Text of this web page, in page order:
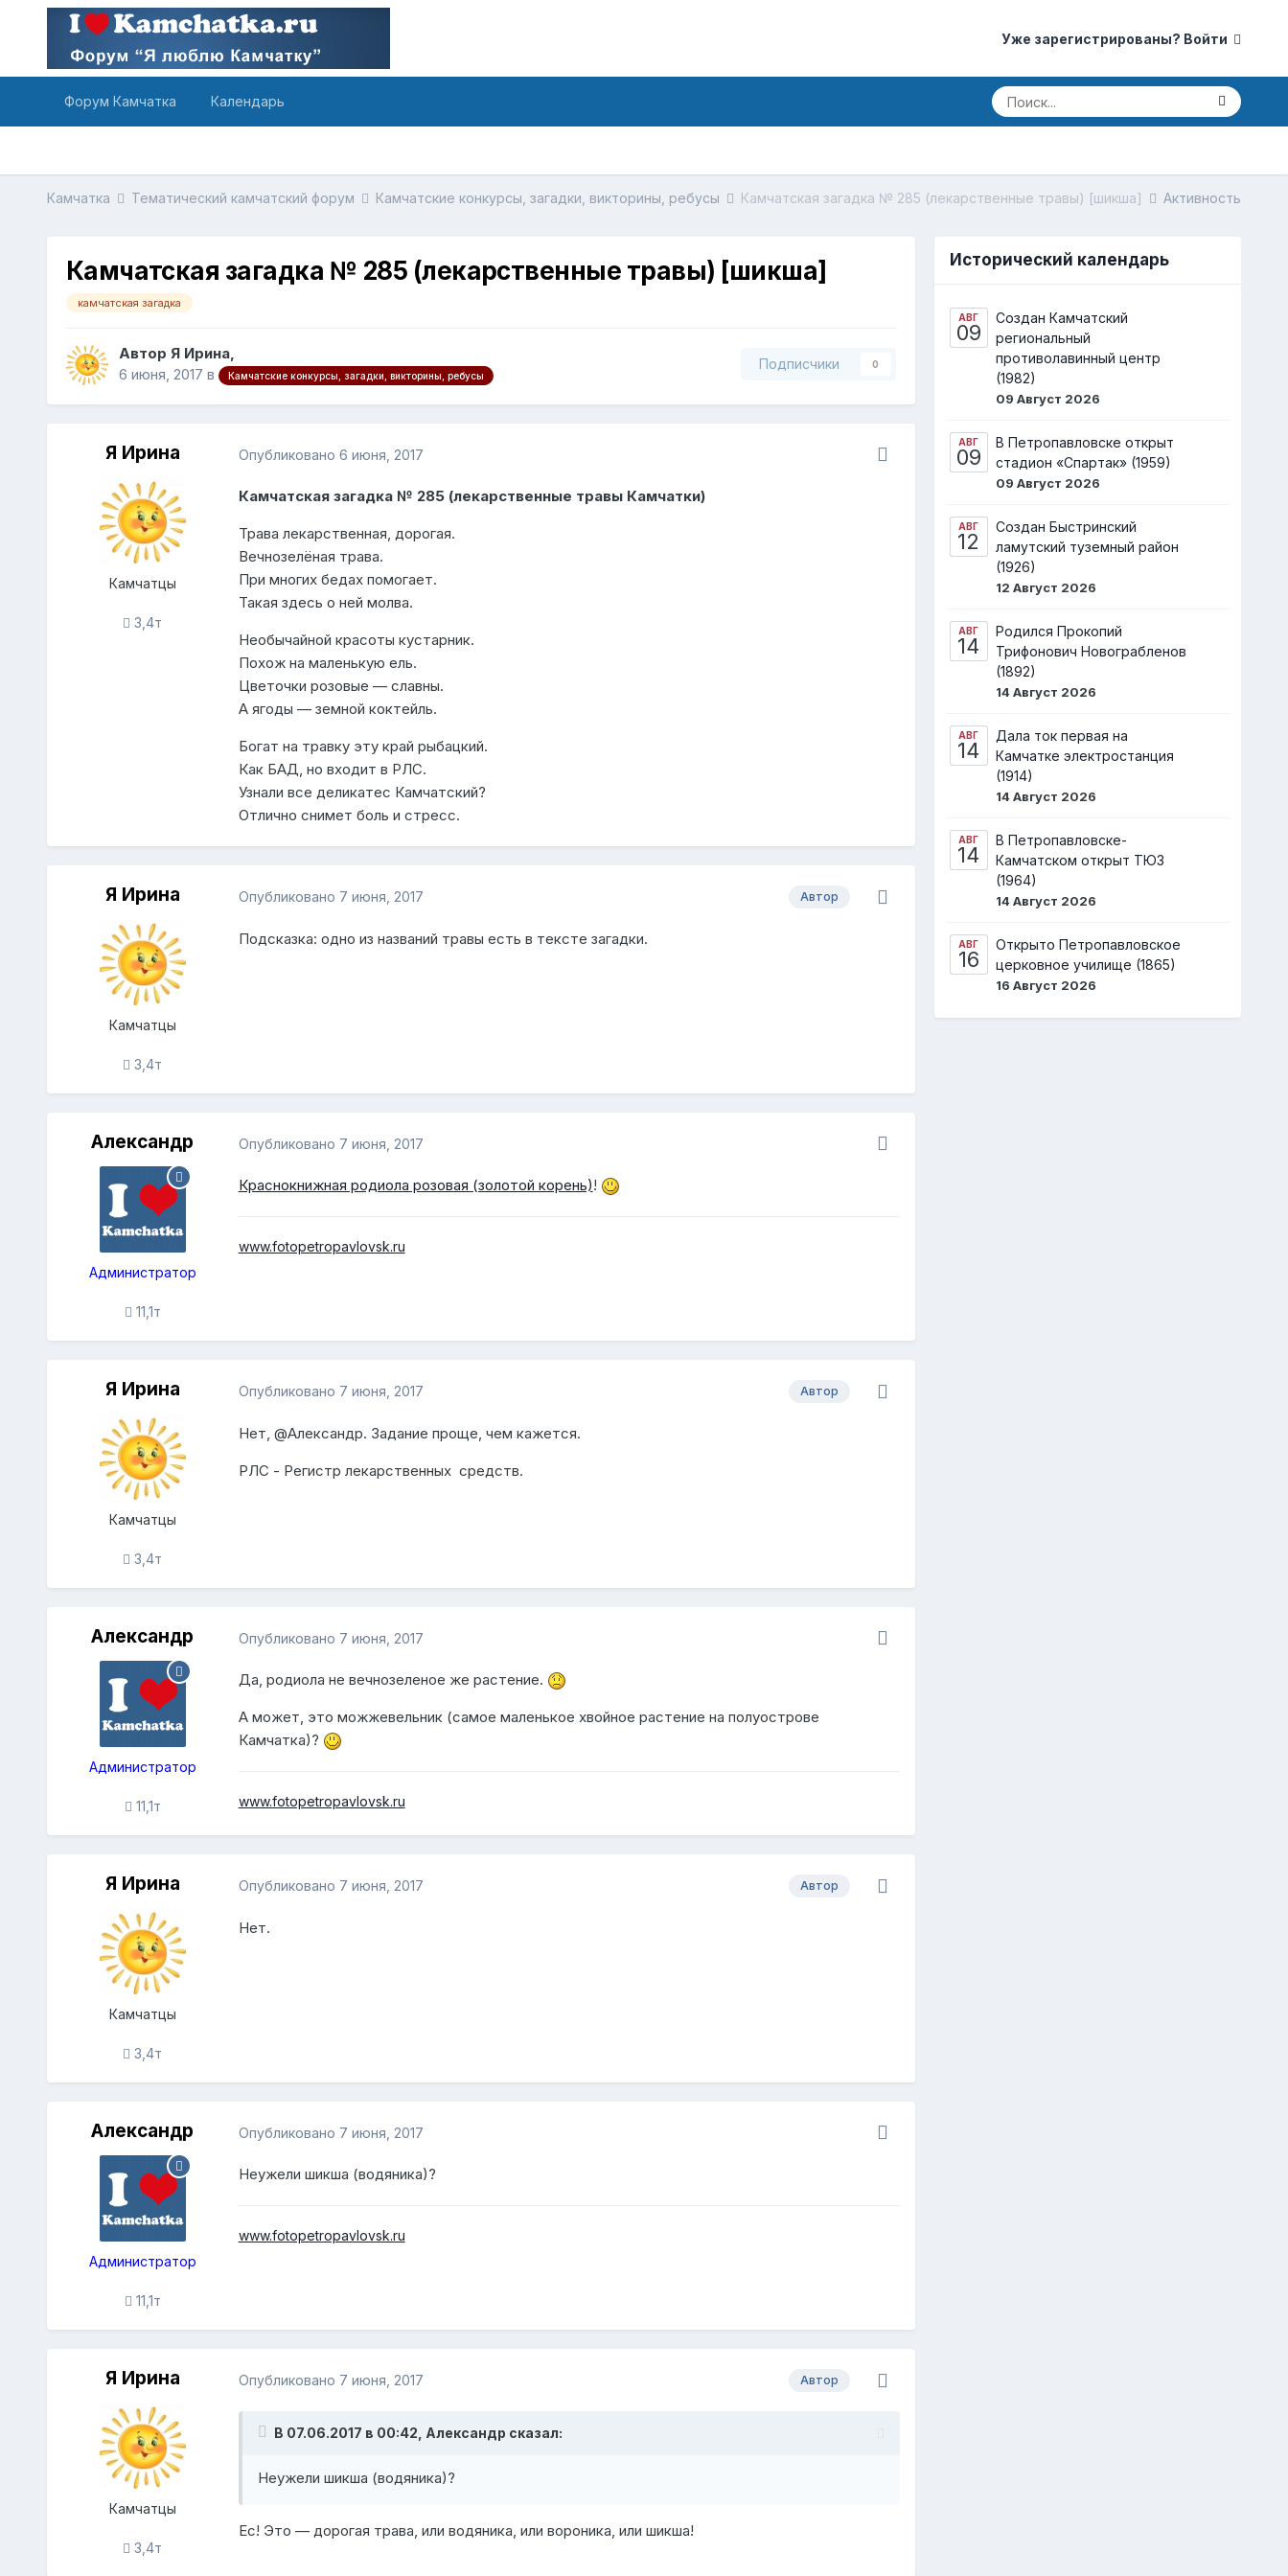
Уже зарегистрированы? Войти
Форум Камчатка Календарь
Активность
Камчатка Тематический камчатский форум Камчатские конкурсы, загадки, викторины, ребусы Камчатская загадка № 285 (лекарственные травы) [шикша]
Камчатская загадка № 285 (лекарственные травы) [шикша]
камчатская загадка
Автор Я Ирина,
6 июня, 2017 в Камчатские конкурсы, загадки, викторины, ребусы
Подписчики 0
Я Ирина
Камчатцы
3,4т
Опубликовано 6 июня, 2017
Камчатская загадка № 285 (лекарственные травы Камчатки)
Трава лекарственная, дорогая.
Вечнозелёная трава.
При многих бедах помогает.
Такая здесь о ней молва.
Необычайной красоты кустарник.
Похож на маленькую ель.
Цветочки розовые — славны.
А ягоды — земной коктейль.
Богат на травку эту край рыбацкий.
Как БАД, но входит в РЛС.
Узнали все деликатес Камчатский?
Отлично снимет боль и стресс.
Я Ирина
Камчатцы
3,4т
Автор
Опубликовано 7 июня, 2017
Подсказка: одно из названий травы есть в тексте загадки.
Александр
Администратор
11,1т
Опубликовано 7 июня, 2017
Краснокнижная родиола розовая (золотой корень)!
www.fotopetropavlovsk.ru
Я Ирина
Камчатцы
3,4т
Автор
Опубликовано 7 июня, 2017
Нет, @Александр. Задание проще, чем кажется.
РЛС - Регистр лекарственных средств.
Александр
Администратор
11,1т
Опубликовано 7 июня, 2017
Да, родиола не вечнозеленое же растение.
А может, это можжевельник (самое маленькое хвойное растение на полуострове
Камчатка)?
www.fotopetropavlovsk.ru
Я Ирина
Камчатцы
3,4т
Автор
Опубликовано 7 июня, 2017
Нет.
Александр
Администратор
11,1т
Опубликовано 7 июня, 2017
Неужели шикша (водяника)?
www.fotopetropavlovsk.ru
Я Ирина
Камчатцы
3,4т
Автор
Опубликовано 7 июня, 2017
В 07.06.2017 в 00:42, Александр сказал:
Неужели шикша (водяника)?
Ес! Это — дорогая трава, или водяника, или вороника, или шикша!
Исторический календарь
АВГ
09
Создан Камчатский
региональный
противолавинный центр
(1982)
09 Август 2026
АВГ
09
В Петропавловске открыт
стадион «Спартак» (1959)
09 Август 2026
АВГ
12
Создан Быстринский
ламутский туземный район
(1926)
12 Август 2026
АВГ
14
Родился Прокопий
Трифонович Новограбленов
(1892)
14 Август 2026
АВГ
14
Дала ток первая на
Камчатке электростанция
(1914)
14 Август 2026
АВГ
14
В Петропавловске-
Камчатском открыт ТЮЗ
(1964)
14 Август 2026
АВГ
16
Открыто Петропавловское
церковное училище (1865)
16 Август 2026